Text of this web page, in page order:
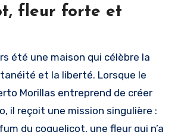
fleur forte et
été une maison qui célèbre la
et la liberté. Lorsque le
Morillas entreprend de créer
il reçoit une mission singulière :
du coquelicot, une fleur qui n’a